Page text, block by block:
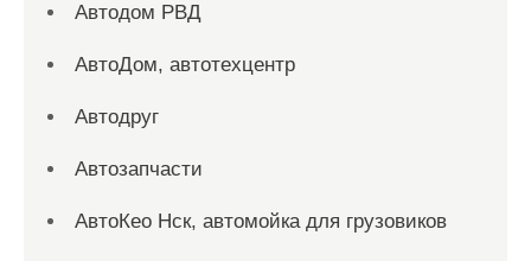
Автодом РВД
АвтоДом, автотехцентр
Автодруг
Автозапчасти
АвтоКео Нск, автомойка для грузовиков